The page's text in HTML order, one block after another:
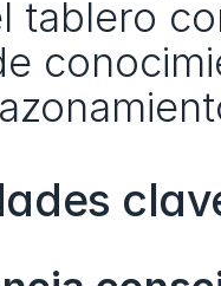
tablero